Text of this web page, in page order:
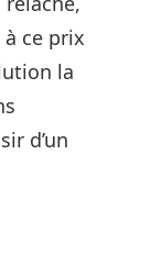
à ce prix
la
d’un